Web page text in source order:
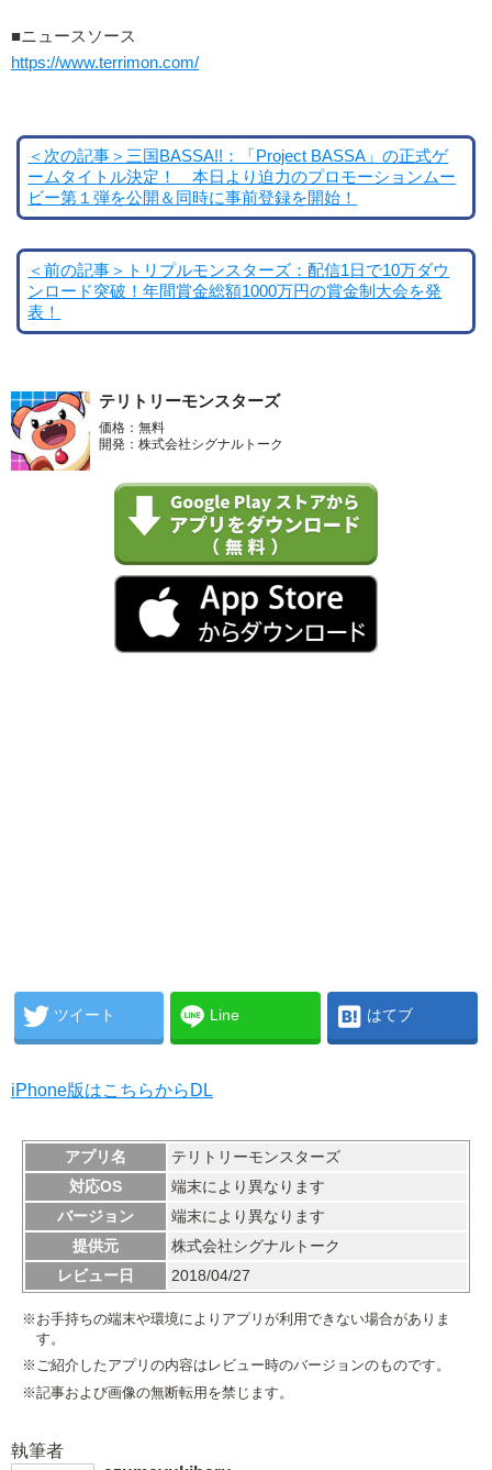
■ニュースソース
https://www.terrimon.com/
＜次の記事＞三国BASSA!!：「Project BASSA」の正式ゲ
ームタイトル決定！ 本日より迫力のプロモーションムー
ビー第１弾を公開＆同時に事前登録を開始！
＜前の記事＞トリプルモンスターズ：配信1日で10万ダウ
ンロード突破！年間賞金総額1000万円の賞金制大会を発
表！
テリトリーモンスターズ
価格：無料
開発：株式会社シグナルトーク
ツイート Line はてブ
iPhone版はこちらからDL
アプリ名
テリトリーモンスターズ
対応OS
端末により異なります
バージョン
端末により異なります
提供元
株式会社シグナルトーク
レビュー日
2018/04/27
※お手持ちの端末や環境によりアプリが利用できない場合がありま
す。
※ご紹介したアプリの内容はレビュー時のバージョンのものです。
※記事および画像の無断転用を禁じます。
執筆者